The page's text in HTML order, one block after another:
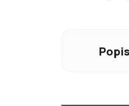
Popis